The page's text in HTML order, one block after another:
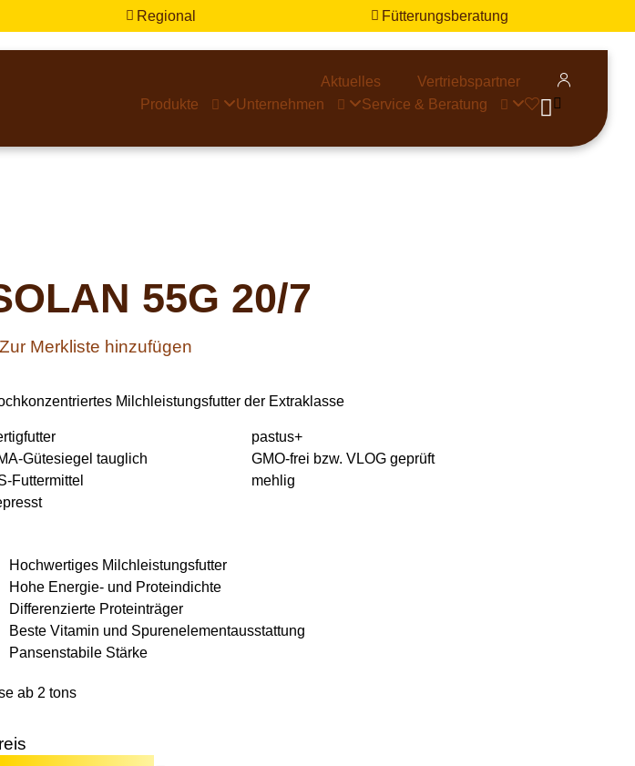
 Regional  Fütterungsberatung
Aktuelles Vertriebspartner 
Produkte  Unternehmen  Service & Beratung   
55G 20/7
Zur Merkliste hinzufügen
Milchleistungsfutter der Extraklasse
pastus+
Gütesiegel tauglich
GMO-frei bzw. VLOG geprüft
Futter­mittel
mehlig
Hochwertiges Milchleistungsfutter
Hohe Energie- und Proteindichte
Differenzierte Proteinträger
Beste Vitamin und Spurenelementausstattung
Pansenstabile Stärke
ab 2 tons